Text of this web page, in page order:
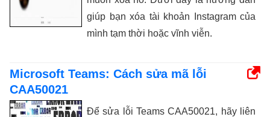
giúp bạn xóa tài khoản Instagram của
mình tạm thời hoặc vĩnh viễn.
Microsoft Teams: Cách sửa mã lỗi
CAA50021
Để sửa lỗi Teams CAA50021, hãy liên